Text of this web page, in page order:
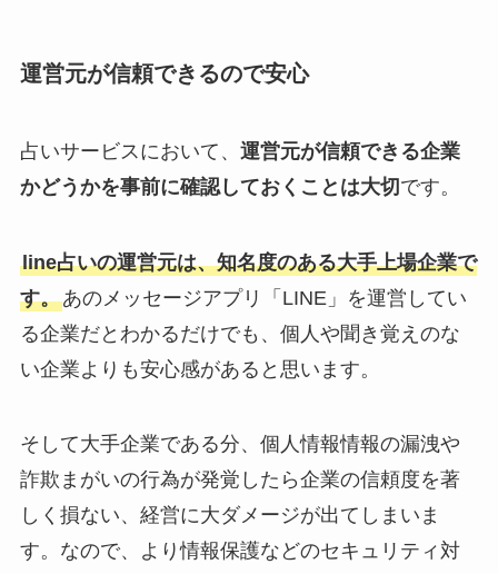
運営元が信頼できるので安心
占いサービスにおいて、 運営元が信頼できる企業
かどうかを事前に確認しておくことは大切です。
line占いの運営元は、知名度のある大手上場企業で
す。あのメッセージアプリ「LINE」を運営してい
る企業だとわかるだけでも、個人や聞き覚えのな
い企業よりも安心感があると思います。
そして大手企業である分、個人情報情報の漏洩や
詐欺まがいの行為が発覚したら企業の信頼度を著
しく損ない、経営に大ダメージが出てしまいま
す。なので、より情報保護などのセキュリティ対